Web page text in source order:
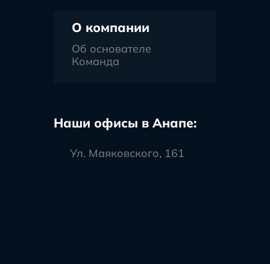
О компании
Об основателе
Команда
Наши офисы в Анапе:
Ул. Маяковского, 161